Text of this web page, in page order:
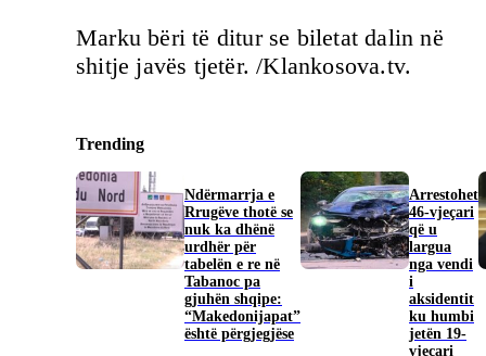
Marku bëri të ditur se biletat dalin në
shitje javës tjetër. /Klankosova.tv.
Trending
Ndërmarrja e
Rrugëve thotë se
nuk ka dhënë
urdhër për
tabelën e re në
Tabanoc pa
gjuhën shqipe:
“Makedonijapat”
është përgjegjëse
Arrestohet
46-vjeçari
që u
largua
nga vendi
i
aksidentit
ku humbi
jetën 19-
vjeçari